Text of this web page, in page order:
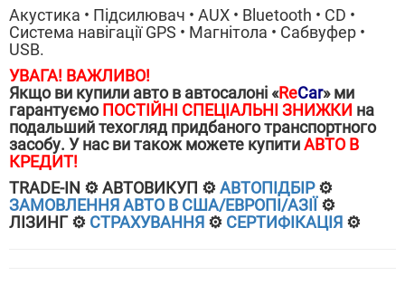
Акустика • Підсилювач • AUX • Bluetooth • CD •
Система навігації GPS • Магнітола • Сабвуфер •
USB.
УВАГА! ВАЖЛИВО!
Якщо ви купили авто в автосалоні «ReCar» ми
гарантуємоПОСТІЙНІ СПЕЦІАЛЬНІ ЗНИЖКИ на
подальший техогляд придбаного транспортного
засобу. У нас ви також можете купитиАВТО В
КРЕДИТ!
ТRADE-IN ⚙️ АВТОВИКУП ⚙️АВТОПІДБІР⚙️
ЗАМОВЛЕННЯ АВТО В США/ЕВРОПІ/АЗІЇ ⚙️
ЛІЗИНГ ⚙️ СТРАХУВАННЯ ⚙️ СЕРТИФІКАЦІЯ ⚙️